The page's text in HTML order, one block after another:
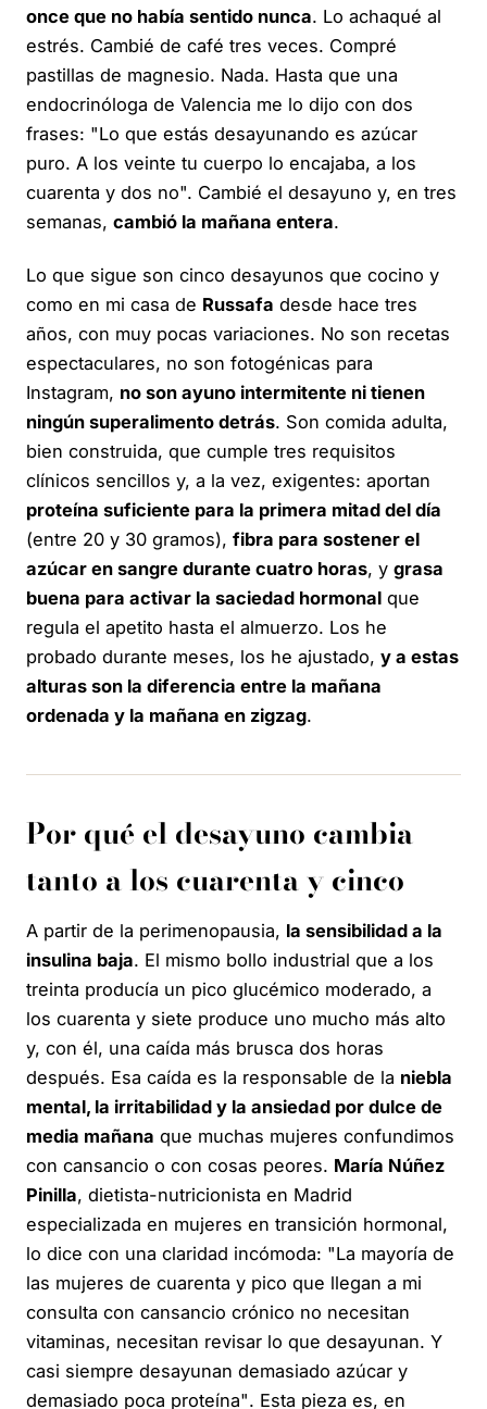
once que no había sentido nunca. Lo achaqué al
estrés. Cambié de café tres veces. Compré
pastillas de magnesio. Nada. Hasta que una
endocrinóloga de Valencia me lo dijo con dos
frases: "Lo que estás desayunando es azúcar
puro. A los veinte tu cuerpo lo encajaba, a los
cuarenta y dos no". Cambié el desayuno y, en tres
semanas, cambió la mañana entera.
Lo que sigue son cinco desayunos que cocino y
como en mi casa de Russafa desde hace tres
años, con muy pocas variaciones. No son recetas
espectaculares, no son fotogénicas para
Instagram, no son ayuno intermitente ni tienen
ningún superalimento detrás. Son comida adulta,
bien construida, que cumple tres requisitos
clínicos sencillos y, a la vez, exigentes: aportan
proteína suficiente para la primera mitad del día
(entre 20 y 30 gramos), fibra para sostener el
azúcar en sangre durante cuatro horas, y grasa
buena para activar la saciedad hormonal que
regula el apetito hasta el almuerzo. Los he
probado durante meses, los he ajustado, y a estas
alturas son la diferencia entre la mañana
ordenada y la mañana en zigzag.
Por qué el desayuno cambia
tanto a los cuarenta y cinco
A partir de la perimenopausia, la sensibilidad a la
insulina baja. El mismo bollo industrial que a los
treinta producía un pico glucémico moderado, a
los cuarenta y siete produce uno mucho más alto
y, con él, una caída más brusca dos horas
después. Esa caída es la responsable de la niebla
mental, la irritabilidad y la ansiedad por dulce de
media mañana que muchas mujeres confundimos
con cansancio o con cosas peores. María Núñez
Pinilla, dietista-nutricionista en Madrid
especializada en mujeres en transición hormonal,
lo dice con una claridad incómoda: "La mayoría de
las mujeres de cuarenta y pico que llegan a mi
consulta con cansancio crónico no necesitan
vitaminas, necesitan revisar lo que desayunan. Y
casi siempre desayunan demasiado azúcar y
demasiado poca proteína". Esta pieza es, en